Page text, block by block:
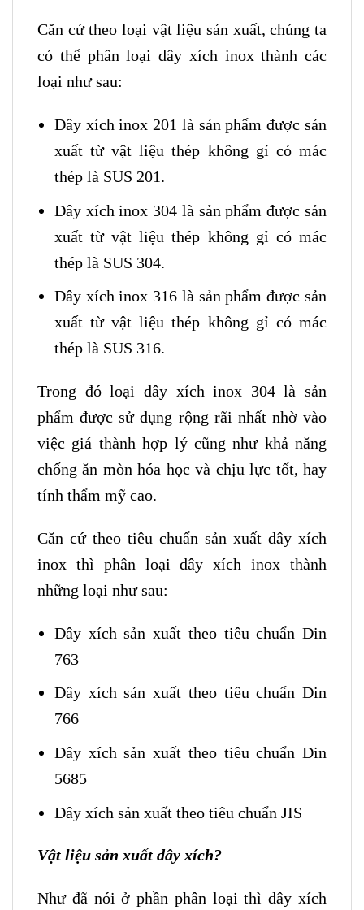
Căn cứ theo loại vật liệu sản xuất, chúng ta
có thể phân loại dây xích inox thành các
loại như sau:
Dây xích inox 201 là sản phẩm được sản
xuất từ vật liệu thép không gỉ có mác
thép là SUS 201.
Dây xích inox 304 là sản phẩm được sản
xuất từ vật liệu thép không gỉ có mác
thép là SUS 304.
Dây xích inox 316 là sản phẩm được sản
xuất từ vật liệu thép không gỉ có mác
thép là SUS 316.
Trong đó loại dây xích inox 304 là sản
phẩm được sử dụng rộng rãi nhất nhờ vào
việc giá thành hợp lý cũng như khả năng
chống ăn mòn hóa học và chịu lực tốt, hay
tính thẩm mỹ cao.
Căn cứ theo tiêu chuẩn sản xuất dây xích
inox thì phân loại dây xích inox thành
những loại như sau:
Dây xích sản xuất theo tiêu chuẩn Din
763
Dây xích sản xuất theo tiêu chuẩn Din
766
Dây xích sản xuất theo tiêu chuẩn Din
5685
Dây xích sản xuất theo tiêu chuẩn JIS
Vật liệu sản xuất dây xích?
Như đã nói ở phần phân loại thì dây xích